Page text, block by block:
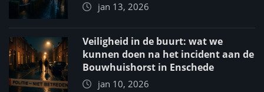
jan 13, 2026
Veiligheid in de buurt: wat we
kunnen doen na het incident aan de
Bouwhuishorst in Enschede
jan 10, 2026